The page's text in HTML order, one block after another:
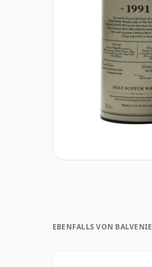
EBENFALLS VON BALVENIE